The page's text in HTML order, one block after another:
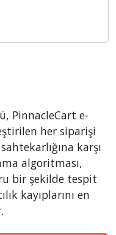
PinnacleCart e-
her siparişi
karşı
algoritması,
bir şekilde tespit
kayıplarını en